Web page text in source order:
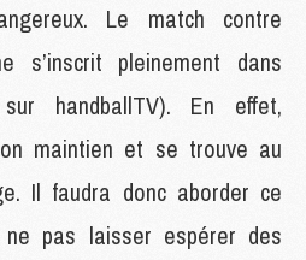
Le match contre
s’inscrit pleinement dans
handballTV). En effet,
maintien et se trouve au
Il faudra donc aborder ce
pas laisser espérer des